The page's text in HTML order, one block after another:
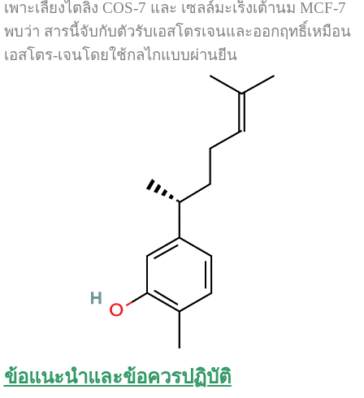
เพาะเลี้ยงไตลิง COS-7 และ เซลล์มะเร็งเต้านม MCF-7
พบว่า สารนี้จับกับตัวรับเอสโตรเจนและออกฤทธิ์เหมือน
เอสโตร-เจนโดยใช้กลไกแบบผ่านยีน
ข้อแนะนำและข้อควรปฏิบัติ